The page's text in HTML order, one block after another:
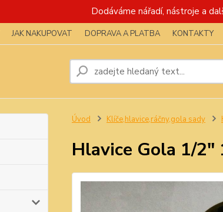
Dodáváme nářadí, nástroje a
JAK NAKUPOVAT DOPRAVA A PLATBA KONTAKTY
Úvod Klíče,hlavice,ráčny,gola sady
Hlavice Gola 1/2"